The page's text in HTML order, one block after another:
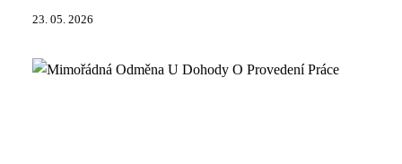
23. 05. 2026